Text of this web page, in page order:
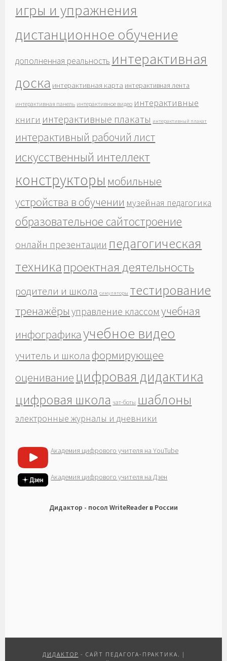
игры и упражнения
дистанционное обучение
дополненная реальность интерактивная
доска интерактивная карта интерактивная лента
интерактивная панель интерактивное видео интерактивные
книги интерактивные плакаты интерактивный плакат
интерактивный рабочий лист
искусственный интеллект
конструкторы мобильные
устройства в обучении музейная педагогика
образовательное сайтостроение
онлайн презентации педагогическая
техника проектная деятельность
родители и школа симуляторы тестирование
тренажёры управление классом учебная
инфографикаучебное видео
учитель и школа формирующее
оценивание цифровая дидактика
цифровая школа чат-боты шаблоны
электронные журналы и дневники
Академия цифрового учителя на YouTube
Академия цифрового учителя на Дзен
Дидактор - посол WriteReader в России
ДИДАКТОР - САЙТ ПЕДАГОГА-ПРАКТИКА. |